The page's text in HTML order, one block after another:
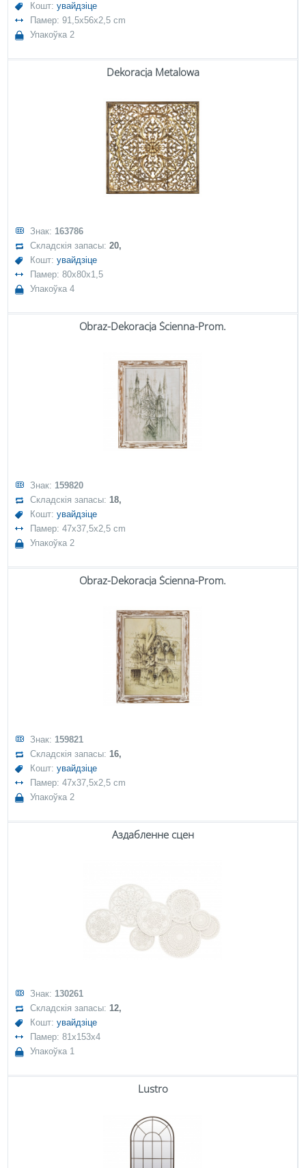
Кошт:увайдзіце
Памер: 91,5x56x2,5 cm
Упакоўка 2
Dekoracja Metalowa
Знак: 163786
Складскія запасы:20,
Кошт:увайдзіце
Памер: 80x80x1,5
Упакоўка 4
Obraz-Dekoracja Ścienna-Prom.
Знак: 159820
Складскія запасы:18,
Кошт:увайдзіце
Памер: 47x37,5x2,5 cm
Упакоўка 2
Obraz-Dekoracja Ścienna-Prom.
Знак: 159821
Складскія запасы:16,
Кошт:увайдзіце
Памер: 47x37,5x2,5 cm
Упакоўка 2
Аздабленне сцен
Знак: 130261
Складскія запасы:12,
Кошт:увайдзіце
Памер: 81x153x4
Упакоўка 1
Lustro